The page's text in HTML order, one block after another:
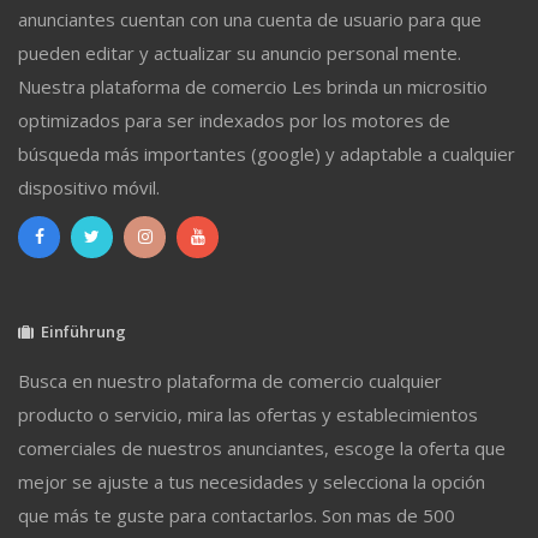
anunciantes cuentan con una cuenta de usuario para que
pueden editar y actualizar su anuncio personal mente.
Nuestra plataforma de comercio Les brinda un micrositio
optimizados para ser indexados por los motores de
búsqueda más importantes (google) y adaptable a cualquier
dispositivo móvil.
Einführung
Busca en nuestro plataforma de comercio cualquier
producto o servicio, mira las ofertas y establecimientos
comerciales de nuestros anunciantes, escoge la oferta que
mejor se ajuste a tus necesidades y selecciona la opción
que más te guste para contactarlos. Son mas de 500